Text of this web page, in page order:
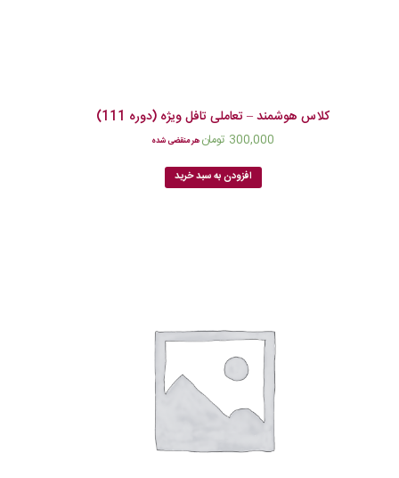
کلاس هوشمند – تعاملی تافل ویژه (دوره 111)
300,000 تومان هر منقضی شده
افزودن به سبد خرید